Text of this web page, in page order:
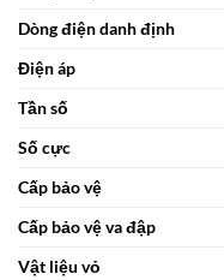
Dòng điện danh định
Điện áp
Tần số
Số cực
Cấp bảo vệ
Cấp bảo vệ va đập
Vật liệu vỏ